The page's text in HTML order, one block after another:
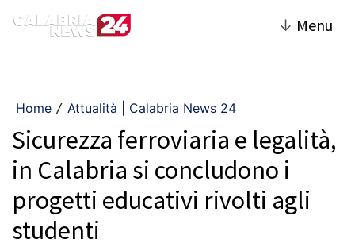
↓ Menu
Home / Attualità | Calabria News 24
Sicurezza ferroviaria e legalità,
in Calabria si concludono i
progetti educativi rivolti agli
studenti